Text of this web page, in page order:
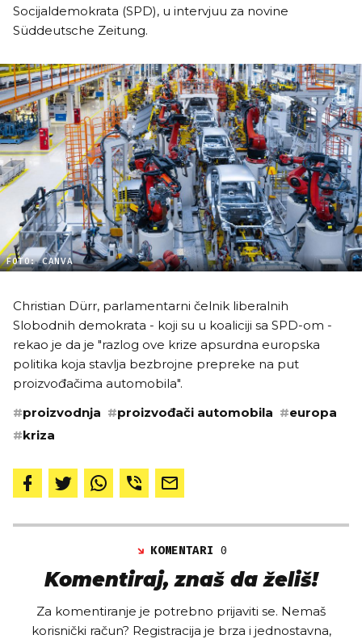
Socijaldemokrata (SPD), u intervjuu za novine
Süddeutsche Zeitung.
FOTO: CANVA
Christian Dürr, parlamentarni čelnik liberalnih
Slobodnih demokrata - koji su u koaliciji sa SPD-om -
rekao je da je "razlog ove krize apsurdna europska
politika koja stavlja bezbrojne prepreke na put
proizvođačima automobila".
#proizvodnja #proizvođači automobila #europa
#kriza
KOMENTARI0
Komentiraj, znaš da želiš!
Za komentiranje je potrebno prijaviti se. Nemaš
korisnički račun? Registracija je brza i jednostavna,